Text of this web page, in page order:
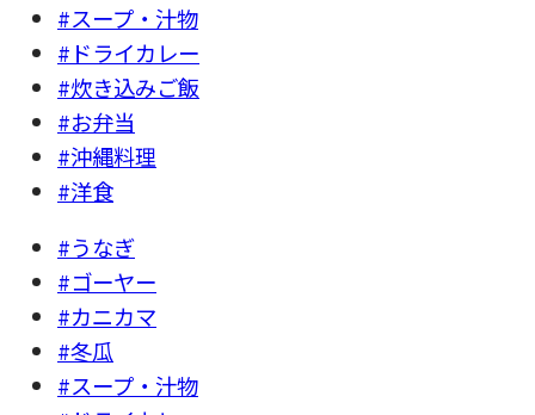
#スープ・汁物
#ドライカレー
#炊き込みご飯
#お弁当
#沖縄料理
#洋食
#うなぎ
#ゴーヤー
#カニカマ
#冬瓜
#スープ・汁物